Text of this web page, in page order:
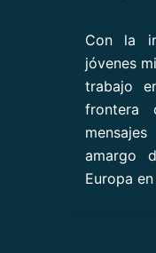
Con la
jóvenes
trabajo
frontera
amargo
Europa